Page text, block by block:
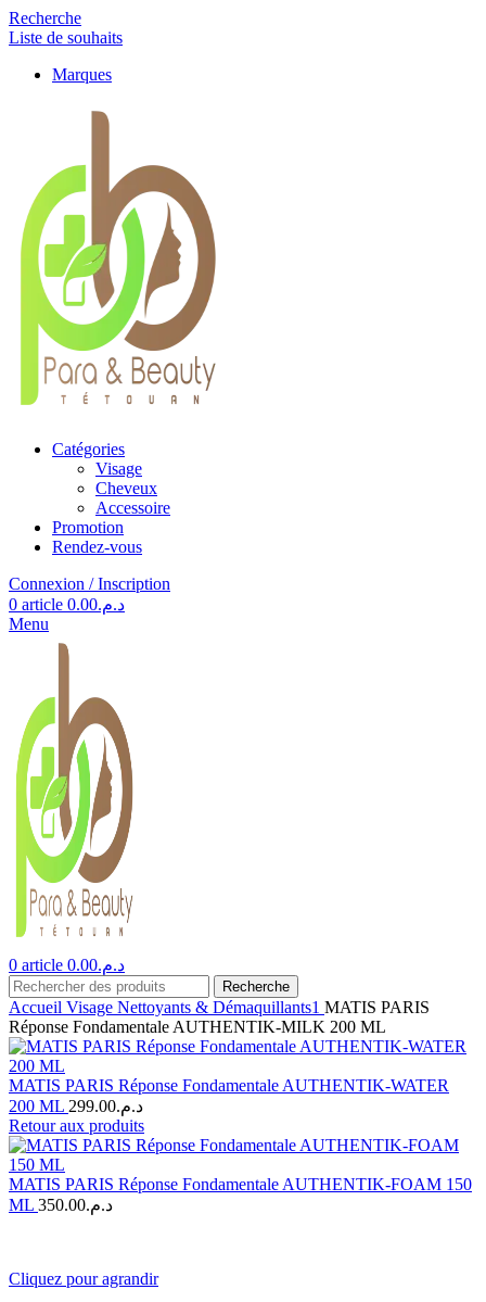
Recherche
Liste de souhaits
Marques
Catégories
Visage
Cheveux
Accessoire
Promotion
Rendez-vous
Connexion / Inscription
0 article د.م.0.00
Menu
0 article د.م.0.00
Recherche
Accueil Visage Nettoyants & Démaquillants1 MATIS PARIS
Réponse Fondamentale AUTHENTIK-MILK 200 ML
MATIS PARIS Réponse Fondamentale AUTHENTIK-WATER
200 ML
د.م.299.00
Retour aux produits
MATIS PARIS Réponse Fondamentale AUTHENTIK-FOAM 150
ML
د.م.350.00
Cliquez pour agrandir